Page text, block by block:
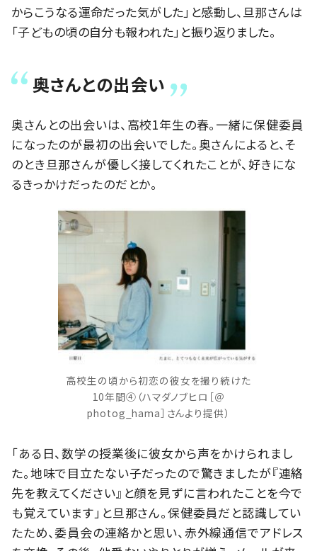
からこうなる運命だった気がした」と感動し、旦那さんは
「子どもの頃の自分も報われた」と振り返りました。
奥さんとの出会い
奥さんとの出会いは、高校1年生の春。一緒に保健委員
になったのが最初の出会いでした。奥さんによると、そ
のとき旦那さんが優しく接してくれたことが、好きにな
るきっかけだったのだとか。
高校生の頃から初恋の彼女を撮り続けた
10年間④（ハマダノブヒロ［＠
photog_hama］さんより提供）
「ある日、数学の授業後に彼女から声をかけられまし
た。地味で目立たない子だったので驚きましたが『連絡
先を教えてください』と顔を見ずに言われたことを今で
も覚えています」と旦那さん。保健委員だと認識してい
たため、委員会の連絡かと思い、赤外線通信でアドレス